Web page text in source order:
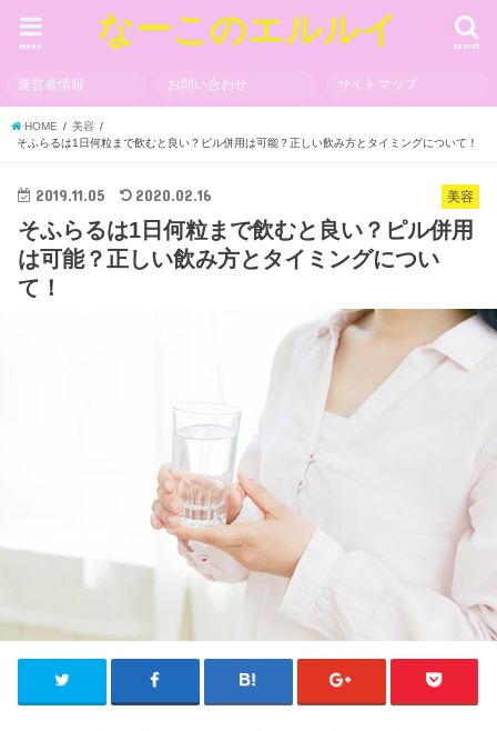
なーこのエルルイ search
menu
運営者情報 お問い合わせ サイトマップ
HOME
美容
そふらるは1日何粒まで飲むと良い？ピル併用は可能？正しい飲み方とタイミングについて！
美容
2019.11.05 2020.02.16
そふらるは1日何粒まで飲むと良い？ピル併用
は可能？正しい飲み方とタイミングについ
て！